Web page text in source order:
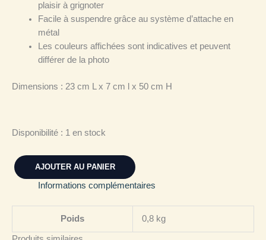
plaisir à grignoter
Facile à suspendre grâce au système d’attache en
métal
Les couleurs affichées sont indicatives et peuvent
différer de la photo
Dimensions : 23 cm L x 7 cm l x 50 cm H
Disponibilité : 1 en stock
AJOUTER AU PANIER
Informations complémentaires
Poids 0,8 kg